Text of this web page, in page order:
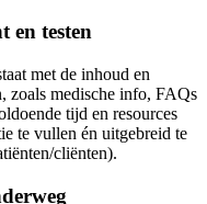
en testen
met de inhoud en
zoals medische info, FAQs
tijd en resources
te vullen én uitgebreid te
cliënten).